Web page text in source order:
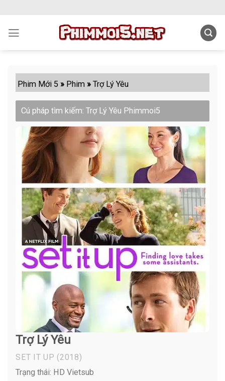
content
Phim Mới 5 » Phim »Trợ Lý Yêu
Cú pháp tìm kiếm: Trợ Lý Yêu Phimmoi5
Trợ Lý Yêu
SET IT UP (2018)
Trạng thái: HD Vietsub